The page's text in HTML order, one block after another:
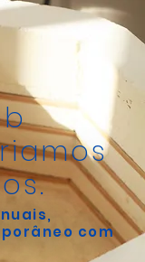
com